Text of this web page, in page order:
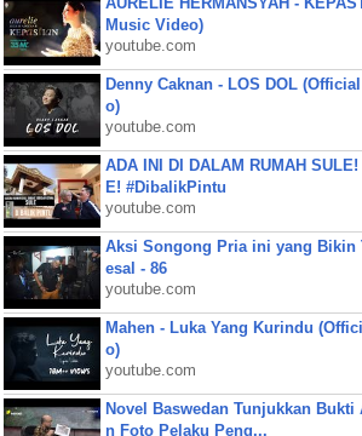
Music Video)
youtube.com
Denny Caknan - LOS DOL
o)
youtube.com
ADA INI DI DALAM RUMAH
E! #DibalikPintu
youtube.com
Aksi Songong Pria ini yang Bikin
esal - 86
youtube.com
Mahen - Luka Yang Kurindu
o)
youtube.com
Novel Baswedan Tunjukkan Bukti
n Foto Pelaku Peng...